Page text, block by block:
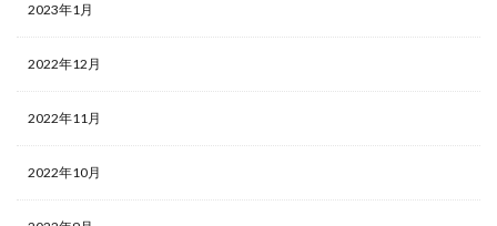
2023年1月
2022年12月
2022年11月
2022年10月